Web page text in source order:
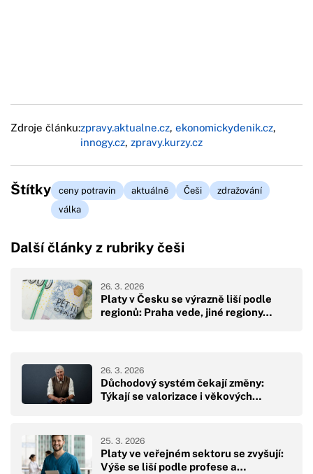
Zdroje článku:zpravy.aktualne.cz, ekonomickydenik.cz,
innogy.cz, zpravy.kurzy.cz
Štítky ceny potravin aktuálně Češi
zdražování
válka
Další články z rubriky češi
Platy v Česku se výrazně liší podle
regionů: Praha vede, jiné regiony…
26. 3. 2026
Důchodový systém čekají změny:
Týkají se valorizace i věkových…
26. 3. 2026
Platy ve veřejném sektoru se zvyšují:
Výše se liší podle profese a…
25. 3. 2026